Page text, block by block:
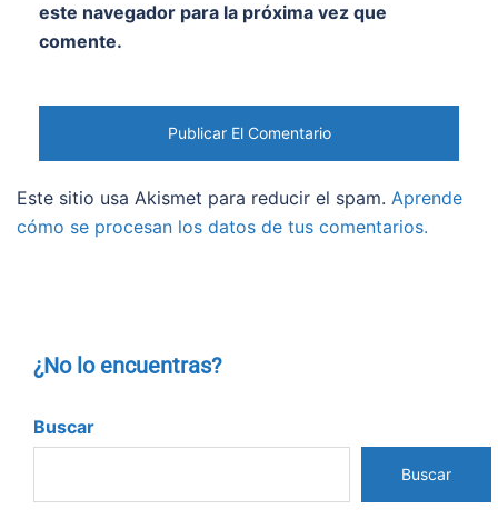
este navegador para la próxima vez que
comente.
Este sitio usa Akismet para reducir el spam. Aprende
cómo se procesan los datos de tus comentarios.
¿No lo encuentras?
Buscar
Buscar